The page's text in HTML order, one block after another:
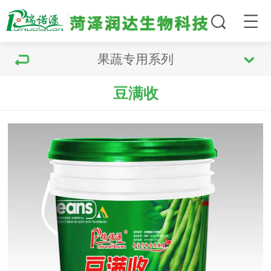
果蔬专用系列
豆满收